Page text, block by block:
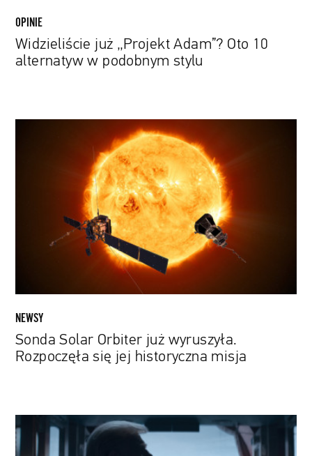
OPINIE
Widzieliście już „Projekt Adam”? Oto 10
alternatyw w podobnym stylu
NEWSY
Sonda Solar Orbiter już wyruszyła.
Rozpoczęła się jej historyczna misja
Comey